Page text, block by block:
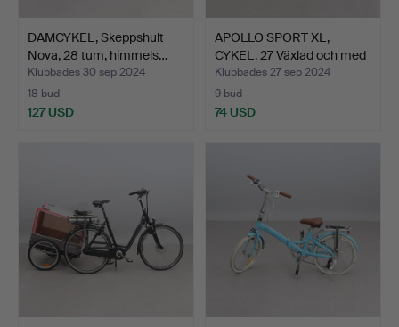
DAMCYKEL, Skeppshult
Nova, 28 tum, himmels…
Klubbades 30 sep 2024
18 bud
127 USD
APOLLO SPORT XL,
CYKEL. 27 Växlad och med
…
Klubbades 27 sep 2024
9 bud
74 USD